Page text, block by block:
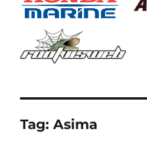
Tag:Asima